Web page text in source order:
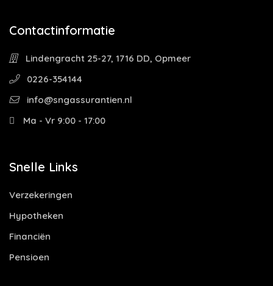
Contactinformatie
Lindengracht 25-27, 1716 DD, Opmeer
0226-354144
info@sngassurantien.nl
Ma - Vr 9:00 - 17:00
Snelle Links
Verzekeringen
Hypotheken
Financiën
Pensioen